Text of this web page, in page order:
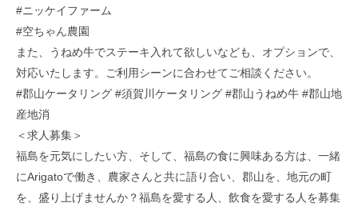
#ニッケイファーム
#空ちゃん農園
また、うねめ牛でステーキ入れて欲しいなども、オプションで、
対応いたします。ご利用シーンに合わせてご相談ください。
#郡山ケータリング #須賀川ケータリング #郡山うねめ牛 #郡山地
産地消
＜求人募集＞
福島を元気にしたい方、そして、福島の食に興味ある方は、一緒
にArigatoで働き、農家さんと共に語り合い、郡山を、地元の町
を、盛り上げませんか？福島を愛する人、飲食を愛する人を募集